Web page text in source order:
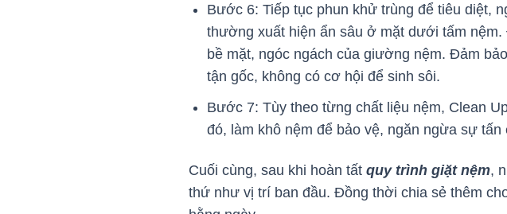
Bước 6: Tiếp tục phun khử trùng để tiêu diệt,
thường xuất hiện ẩn sâu ở mặt dưới tấm
bề mặt, ngóc ngách của giường nệm. Đảm
tận gốc, không có cơ hội để sinh sôi.
Bước 7: Tùy theo từng chất liệu nệm, Clean
đó, làm khô nệm để bảo vệ, ngăn ngừa sự
Cuối cùng, sau khi hoàn tất quy trình giặt nệm,
thứ như vị trí ban đầu. Đồng thời chia sẻ thêm